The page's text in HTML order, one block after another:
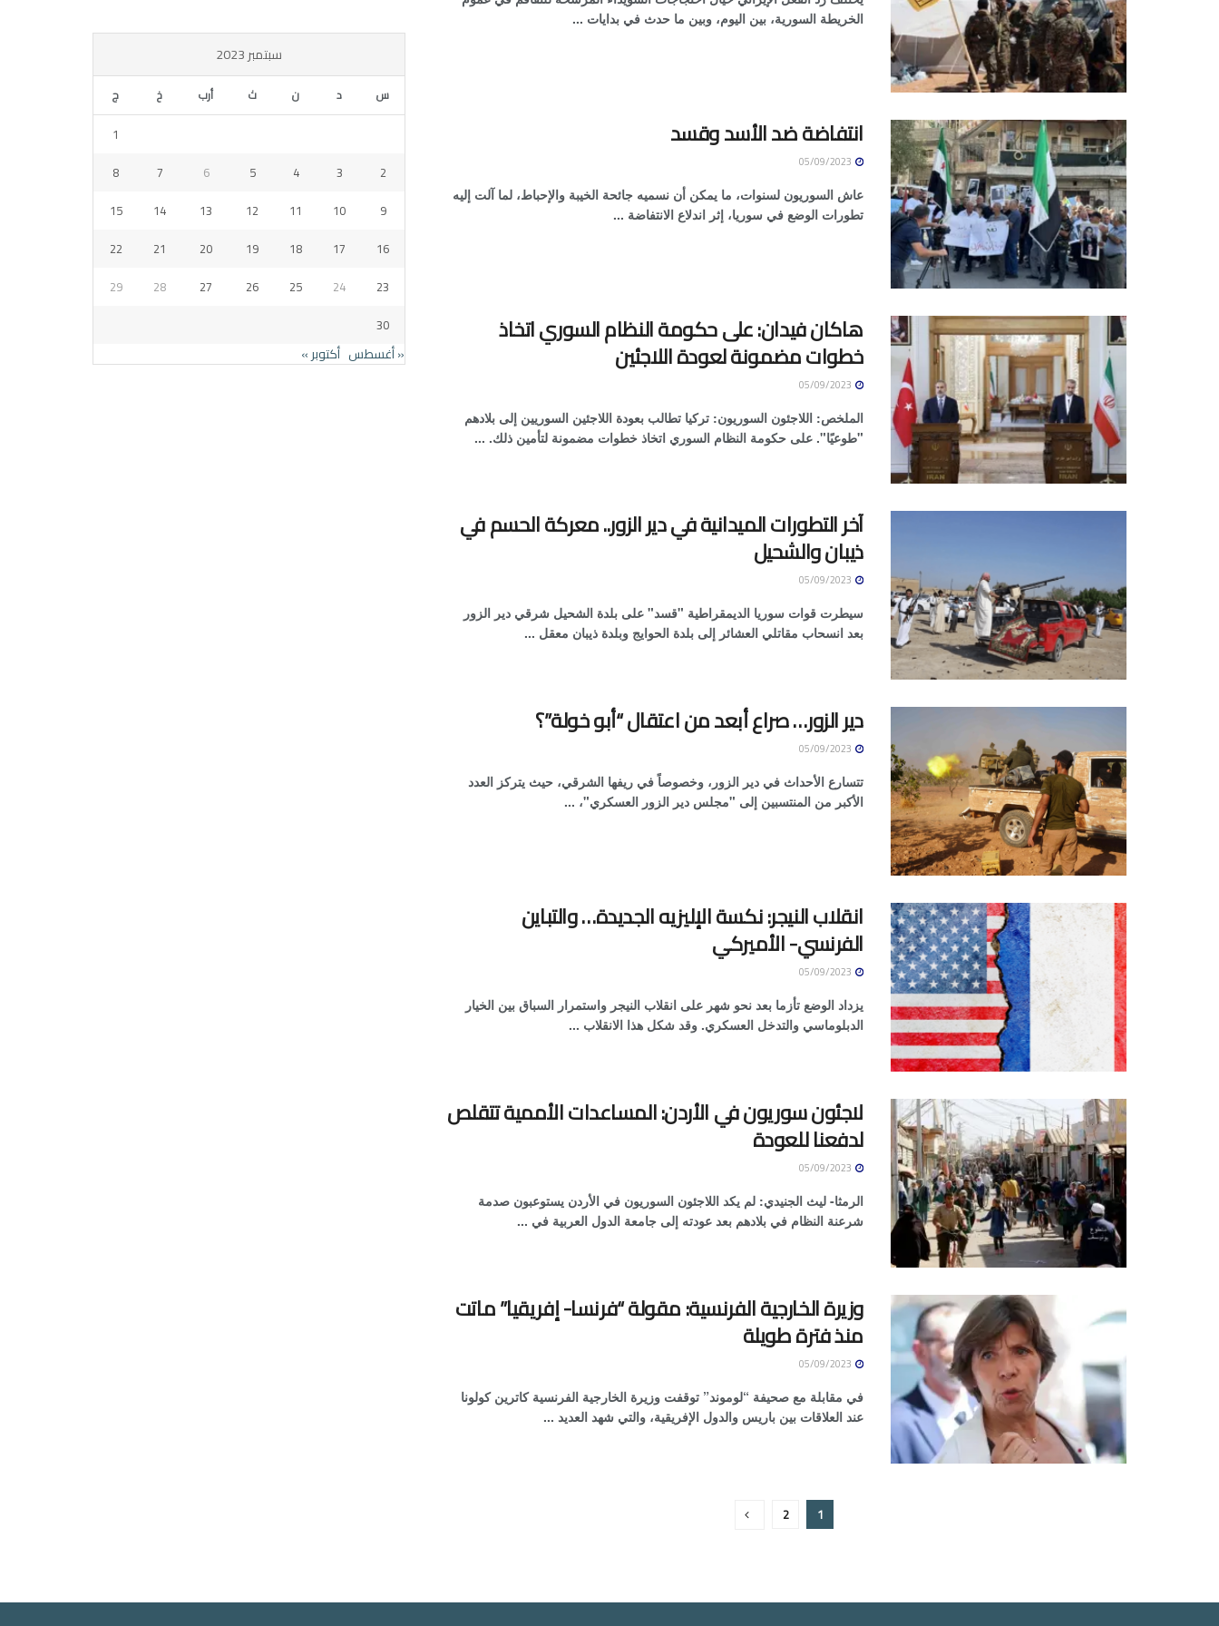
الخريطة السورية، بين اليوم، وبين ما حدث في بدايات ...
انتفاضة ضد الأسد وقسد
عاش السوريون لسنوات، ما يمكن أن نسميه جائحة الخيبة والإحباط، لما آلت إليه
تطورات الوضع في سوريا، إثر اندلاع الانتفاضة ...
هاكان فيدان: على حكومة النظام السوري اتخاذ
خطوات مضمونة لعودة اللاجئين
الملخص: اللاجئون السوريون: تركيا تطالب بعودة اللاجئين السوريين إلى بلادهم
"طوعيًا". على حكومة النظام السوري اتخاذ خطوات مضمونة لتأمين ذلك. ...
آخر التطورات الميدانية في دير الزور.. معركة الحسم في
ذيبان والشحيل
سيطرت قوات سوريا الديمقراطية "قسد" على بلدة الشحيل شرقي دير الزور
بعد انسحاب مقاتلي العشائر إلى بلدة الحوايج وبلدة ذيبان معقل ...
دير الزور… صراع أبعد من اعتقال “أبو خولة”؟
تتسارع الأحداث في دير الزور، وخصوصاً في ريفها الشرقي، حيث يتركز العدد
الأكبر من المنتسبين إلى "مجلس دير الزور العسكري"، ...
انقلاب النيجر: نكسة الإليزيه الجديدة… والتباين
الفرنسي- الأميركي
يزداد الوضع تأزما بعد نحو شهر على انقلاب النيجر واستمرار السباق بين الخيار
الدبلوماسي والتدخل العسكري. وقد شكل هذا الانقلاب ...
لاجئون سوريون في الأردن: المساعدات الأممية تتقلص
لدفعنا للعودة
الرمثا- ليث الجنيدي: لم يكد اللاجئون السوريون في الأردن يستوعبون صدمة
شرعنة النظام في بلادهم بعد عودته إلى جامعة الدول العربية في ...
وزيرة الخارجية الفرنسية: مقولة “فرنسا- إفريقيا” ماتت
منذ فترة طويلة
في مقابلة مع صحيفة “لوموند” توقفت وزيرة الخارجية الفرنسية كاترين كولونا
عند العلاقات بين باريس والدول الإفريقية، والتي شهد العديد ...
1
2
سبتمبر 2023
س د ن ث أرب خ ج
1
2
3
4
5
6
7
8
9
10
11
12
13
14
15
16
17
18
19
20
21
22
23
24
25
26
27
28
29
30
« أغسطس أكتوبر »